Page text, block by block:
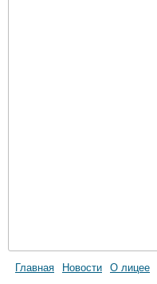
Главная Новости О лицее